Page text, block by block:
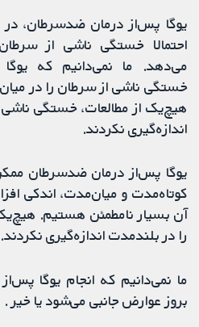
یوگا پس‌از درمان ضدسرطان، در
احتمالا خستگی ناشی از
می‌دهد. ما نمی‌دانیم که
خستگی ناشی از سرطان را در
هیچ‌یک از مطالعات، خستگی
اندازه‌گیری نکردند.
یوگا پس‌از درمان ضدسرطان
کوتاه‌مدت و میان‌مدت، اندکی
آن بسیار نامطمئن هستیم.
را در بلندمدت اندازه‌گیری نکردند.
ما نمی‌دانیم که انجام یوگا
بروز عوارض جانبی می‌شود یا خیر .